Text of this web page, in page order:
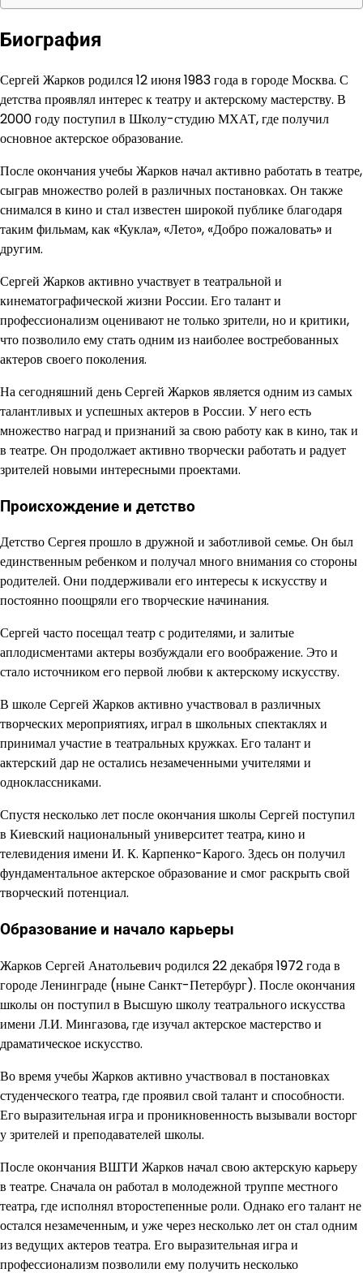
Биография
Сергей Жарков родился 12 июня 1983 года в городе Москва. С
детства проявлял интерес к театру и актерскому мастерству. В
2000 году поступил в Школу-студию МХАТ, где получил
основное актерское образование.
После окончания учебы Жарков начал активно работать в театре,
сыграв множество ролей в различных постановках. Он также
снимался в кино и стал известен широкой публике благодаря
таким фильмам, как «Кукла», «Лето», «Добро пожаловать» и
другим.
Сергей Жарков активно участвует в театральной и
кинематографической жизни России. Его талант и
профессионализм оценивают не только зрители, но и критики,
что позволило ему стать одним из наиболее востребованных
актеров своего поколения.
На сегодняшний день Сергей Жарков является одним из самых
талантливых и успешных актеров в России. У него есть
множество наград и признаний за свою работу как в кино, так и
в театре. Он продолжает активно творчески работать и радует
зрителей новыми интересными проектами.
Происхождение и детство
Детство Сергея прошло в дружной и заботливой семье. Он был
единственным ребенком и получал много внимания со стороны
родителей. Они поддерживали его интересы к искусству и
постоянно поощряли его творческие начинания.
Сергей часто посещал театр с родителями, и залитые
аплодисментами актеры возбуждали его воображение. Это и
стало источником его первой любви к актерскому искусству.
В школе Сергей Жарков активно участвовал в различных
творческих мероприятиях, играл в школьных спектаклях и
принимал участие в театральных кружках. Его талант и
актерский дар не остались незамеченными учителями и
одноклассниками.
Спустя несколько лет после окончания школы Сергей поступил
в Киевский национальный университет театра, кино и
телевидения имени И. К. Карпенко-Карого. Здесь он получил
фундаментальное актерское образование и смог раскрыть свой
творческий потенциал.
Образование и начало карьеры
Жарков Сергей Анатольевич родился 22 декабря 1972 года в
городе Ленинграде (ныне Санкт-Петербург). После окончания
школы он поступил в Высшую школу театрального искусства
имени Л.И. Мингазова, где изучал актерское мастерство и
драматическое искусство.
Во время учебы Жарков активно участвовал в постановках
студенческого театра, где проявил свой талант и способности.
Его выразительная игра и проникновенность вызывали восторг
у зрителей и преподавателей школы.
После окончания ВШТИ Жарков начал свою актерскую карьеру
в театре. Сначала он работал в молодежной труппе местного
театра, где исполнял второстепенные роли. Однако его талант не
остался незамеченным, и уже через несколько лет он стал одним
из ведущих актеров театра. Его выразительная игра и
профессионализм позволили ему получить несколько